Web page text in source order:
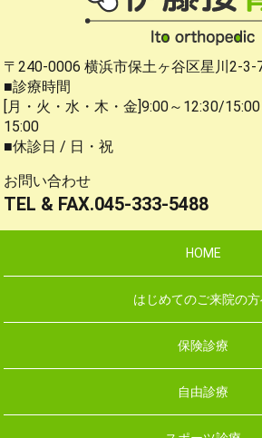
〒240-0006 横浜市保土ヶ谷区星川2-3-
■診療時間
[月・火・水・木・金]9:00～12:30/
15:00
■休診日 / 日・祝
お問い合わせ
TEL & FAX.045-333-5488
HOME
はじめてのご来院の
保険診療
自由診療